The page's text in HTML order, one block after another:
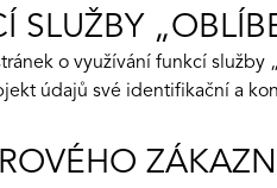
SLUŽBY
o využívání funkcí
údajů své identifikační a